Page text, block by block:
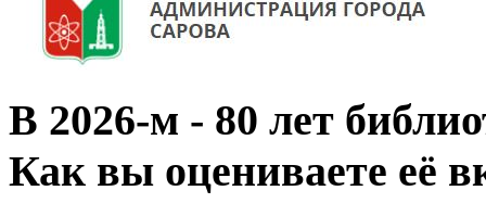
В 2026‑м - 80 лет
Как вы оцениваете её